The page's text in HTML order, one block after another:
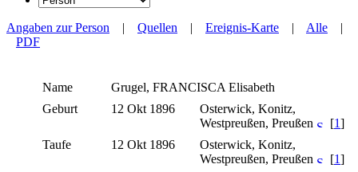
Angaben zur Person | Quellen | Ereignis-Karte | Alle |
PDF
Name Grugel, FRANCISCA Elisabeth
Geburt
12 Okt 1896
Osterwick, Konitz,
Westpreußen, Preußen
[1]
Taufe
12 Okt 1896
Osterwick, Konitz,
Westpreußen, Preußen
[1]